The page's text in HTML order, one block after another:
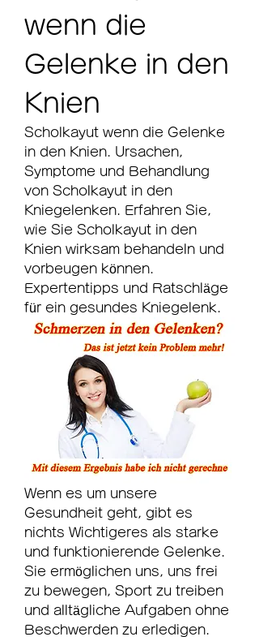
wenn die
Gelenke in den
Knien
Scholkayut wenn die Gelenke
in den Knien. Ursachen,
Symptome und Behandlung
von Scholkayut in den
Kniegelenken. Erfahren Sie,
wie Sie Scholkayut in den
Knien wirksam behandeln und
vorbeugen können.
Expertentipps und Ratschläge
für ein gesundes Kniegelenk.
Wenn es um unsere
Gesundheit geht, gibt es
nichts Wichtigeres als starke
und funktionierende Gelenke.
Sie ermöglichen uns, uns frei
zu bewegen, Sport zu treiben
und alltägliche Aufgaben ohne
Beschwerden zu erledigen.